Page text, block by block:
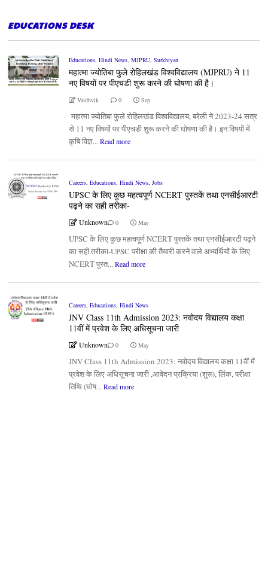
EDUCATIONS DESK
Educations, Hindi News, MJPRU, Surkhiyan
महात्मा ज्योतिबा फुले रोहिलखंड विश्वविद्यालय (MJPRU) ने 11
नए विषयों पर पीएचडी शुरू करने की घोषणा की है।
Vaidhvik 0 Sep
महात्मा ज्योतिबा फुले रोहिलखंड विश्वविद्यालय, बरेली ने 2023-24 सत्र
से 11 नए विषयों पर पीएचडी शुरू करने की घोषणा की है। इन विषयों में
कृषि विज्ञ... Read more
Careers, Educations, Hindi News, Jobs
UPSC के लिए कुछ महत्वपूर्ण NCERT पुस्तकें तथा एनसीईआरटी
पढ़ने का सही तरीका-
Unknown 0 May
UPSC के लिए कुछ महत्वपूर्ण NCERT पुस्तकें तथा एनसीईआरटी पढ़ने
का सही तरीका-UPSC परीक्षा की तैयारी करने वाले अभ्यर्थियों के लिए
NCERT पुस्त... Read more
Careers, Educations, Hindi News
JNV Class 11th Admission 2023: नवोदय विद्यालय कक्षा
11वीं में प्रवेश के लिए अधिसूचना जारी
Unknown 0 May
JNV Class 11th Admission 2023: नवोदय विद्यालय कक्षा 11वीं में
प्रवेश के लिए अधिसूचना जारी ,आवेदन प्रक्रिया (शुरू), लिंक, परीक्षा
तिथि (घोष... Read more